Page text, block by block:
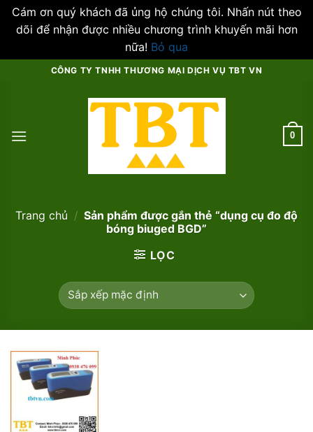
Cám ơn quý khách đã ủng hộ chúng tôi. Nhấn nút theo
dõi để nhận được nhiều chương trình khuyến mãi hơn
nữa! Bỏ qua
CÔNG TY TNHH THƯƠNG MẠI DỊCH VỤ TBT VN
0
Trang chủ / Sản phẩm được gắn thẻ “dụng cụ đo độ
bóng biuged BGD”
LỌC